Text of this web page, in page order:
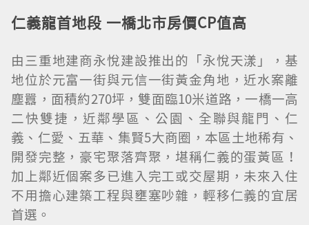
仁義龍首地段 一橋北市房價CP值高
由三重地建商永悅建設推出的「永悅天漾」，基
地位於元富一街與元信一街黃金角地，近水案離
塵囂，面積約270坪，雙面臨10米道路，一橋一高
二快雙捷，近鄰學區、公園、全聯與龍門、仁
義、仁愛、五華、集賢5大商圈，本區土地稀有、
開發完整，豪宅聚落齊聚，堪稱仁義的蛋黃區！
加上鄰近個案多已進入完工或交屋期，未來入住
不用擔心建築工程與壅塞吵雜，輕移仁義的宜居
首選。